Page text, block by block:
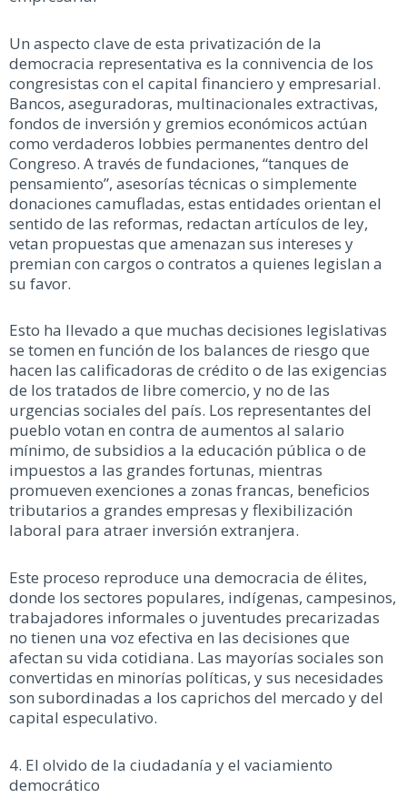
Un aspecto clave de esta privatización de la
democracia representativa es la connivencia de los
congresistas con el capital financiero y empresarial.
Bancos, aseguradoras, multinacionales extractivas,
fondos de inversión y gremios económicos actúan
como verdaderos lobbies permanentes dentro del
Congreso. A través de fundaciones, “tanques de
pensamiento”, asesorías técnicas o simplemente
donaciones camufladas, estas entidades orientan el
sentido de las reformas, redactan artículos de ley,
vetan propuestas que amenazan sus intereses y
premian con cargos o contratos a quienes legislan a
su favor.
Esto ha llevado a que muchas decisiones legislativas
se tomen en función de los balances de riesgo que
hacen las calificadoras de crédito o de las exigencias
de los tratados de libre comercio, y no de las
urgencias sociales del país. Los representantes del
pueblo votan en contra de aumentos al salario
mínimo, de subsidios a la educación pública o de
impuestos a las grandes fortunas, mientras
promueven exenciones a zonas francas, beneficios
tributarios a grandes empresas y flexibilización
laboral para atraer inversión extranjera.
Este proceso reproduce una democracia de élites,
donde los sectores populares, indígenas, campesinos,
trabajadores informales o juventudes precarizadas
no tienen una voz efectiva en las decisiones que
afectan su vida cotidiana. Las mayorías sociales son
convertidas en minorías políticas, y sus necesidades
son subordinadas a los caprichos del mercado y del
capital especulativo.
4. El olvido de la ciudadanía y el vaciamiento
democrático